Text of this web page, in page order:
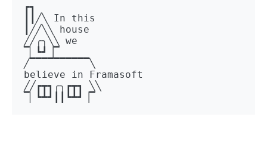
┏┓
┃┃╱╲ In this
┃╱╱╲╲ house
╱╱╭╮╲╲ we
▔▏┗┛▕▔
╱▔▔▔▔▔▔▔▔▔▔╲
believe in Framasoft
╱╱┏┳┓╭╮┏┳┓ ╲╲
▔▏┗┻┛┃┃┗┻┛▕▔